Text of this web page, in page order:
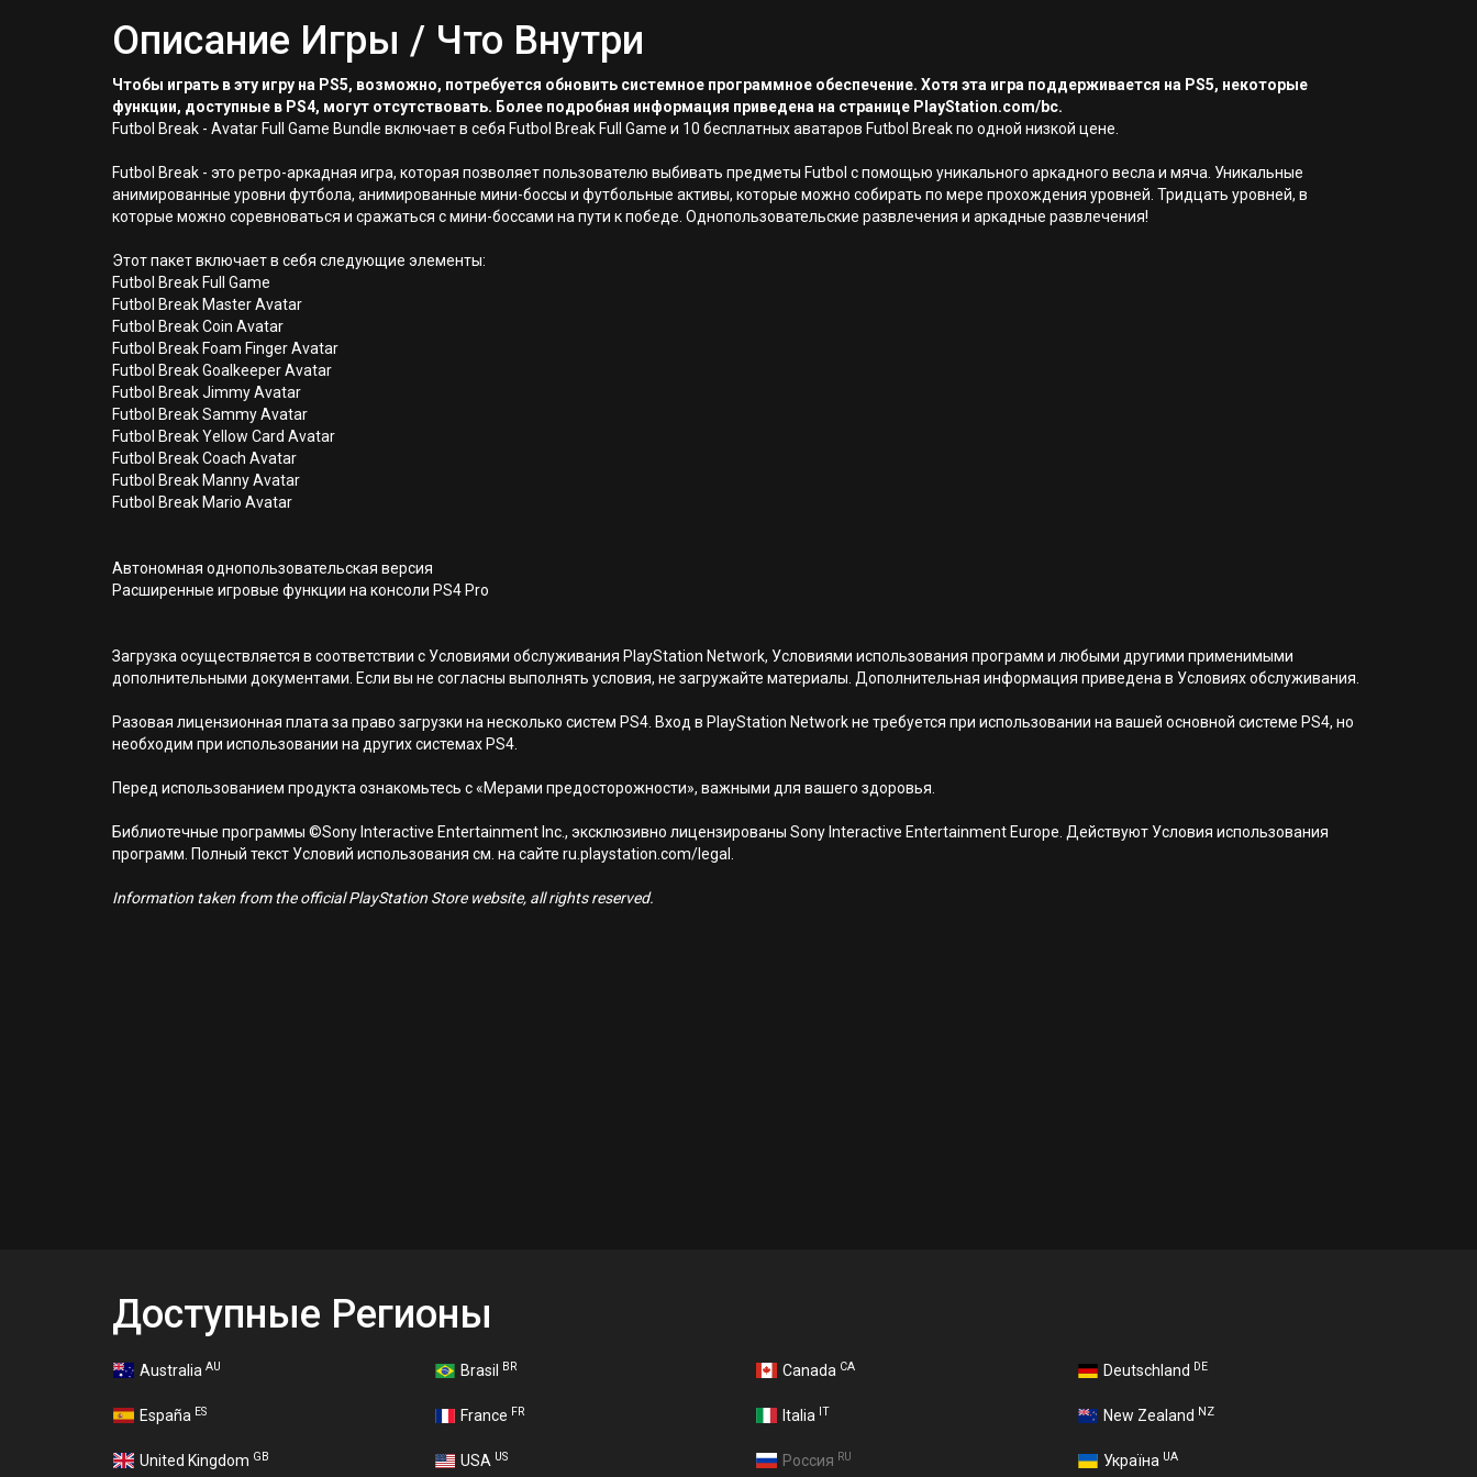
Описание Игры / Что Внутри
Чтобы играть в эту игру на PS5, возможно, потребуется обновить системное программное обеспечение. Хотя эта игра поддерживается на PS5, некоторые
функции, доступные в PS4, могут отсутствовать. Более подробная информация приведена на странице PlayStation.com/bc.
Futbol Break - Avatar Full Game Bundle включает в себя Futbol Break Full Game и 10 бесплатных аватаров Futbol Break по одной низкой цене.
Futbol Break - это ретро-аркадная игра, которая позволяет пользователю выбивать предметы Futbol с помощью уникального аркадного весла и мяча. Уникальные
анимированные уровни футбола, анимированные мини-боссы и футбольные активы, которые можно собирать по мере прохождения уровней. Тридцать уровней, в
которые можно соревноваться и сражаться с мини-боссами на пути к победе. Однопользовательские развлечения и аркадные развлечения!
Этот пакет включает в себя следующие элементы:
Futbol Break Full Game
Futbol Break Master Avatar
Futbol Break Coin Avatar
Futbol Break Foam Finger Avatar
Futbol Break Goalkeeper Avatar
Futbol Break Jimmy Avatar
Futbol Break Sammy Avatar
Futbol Break Yellow Card Avatar
Futbol Break Coach Avatar
Futbol Break Manny Avatar
Futbol Break Mario Avatar
Автономная однопользовательская версия
Расширенные игровые функции на консоли PS4 Pro
Загрузка осуществляется в соответствии с Условиями обслуживания PlayStation Network, Условиями использования программ и любыми другими применимыми
дополнительными документами. Если вы не согласны выполнять условия, не загружайте материалы. Дополнительная информация приведена в Условиях обслуживания.
Разовая лицензионная плата за право загрузки на несколько систем PS4. Вход в PlayStation Network не требуется при использовании на вашей основной системе PS4, но
необходим при использовании на других системах PS4.
Перед использованием продукта ознакомьтесь с «Мерами предосторожности», важными для вашего здоровья.
Библиотечные программы ©Sony Interactive Entertainment Inc., эксклюзивно лицензированы Sony Interactive Entertainment Europe. Действуют Условия использования
программ. Полный текст Условий использования см. на сайте ru.playstation.com/legal.
Information taken from the official PlayStation Store website, all rights reserved.
Доступные Регионы
Australia AU Brasil BR Canada CA Deutschland DE
España ES France FR Italia IT New Zealand NZ
United Kingdom GB USA US Россия RU Україна UA